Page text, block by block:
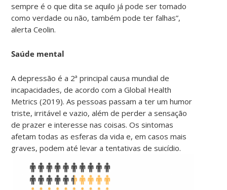
sempre é o que dita se aquilo já pode ser tomado
como verdade ou não, também pode ter falhas”,
alerta Ceolin.
Saúde mental
A depressão é a 2ª principal causa mundial de
incapacidades, de acordo com a Global Health
Metrics (2019). As pessoas passam a ter um humor
triste, irritável e vazio, além de perder a sensação
de prazer e interesse nas coisas. Os sintomas
afetam todas as esferas da vida e, em casos mais
graves, podem até levar a tentativas de suicídio.